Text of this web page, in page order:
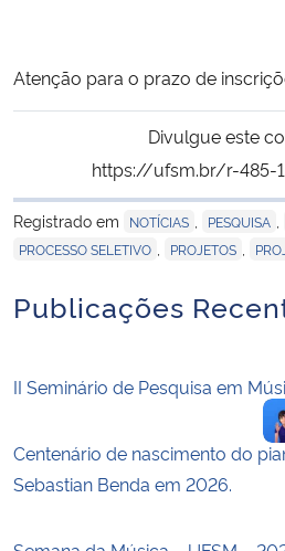
Ministério da Mulher, da Família e dos
Secretaria de Governo
Advocacia-Geral da União
Banco Central do Brasil
Atenção para o prazo de
Divulgue este
https://ufsm.br/r-485-
Registrado em
NOTÍCIAS PESQUISA
PROCESSO SELETIVO PROJETOS
Publicações
II Seminário de Pesquisa em
Centenário de nascimento do
Sebastian Benda em 2026.